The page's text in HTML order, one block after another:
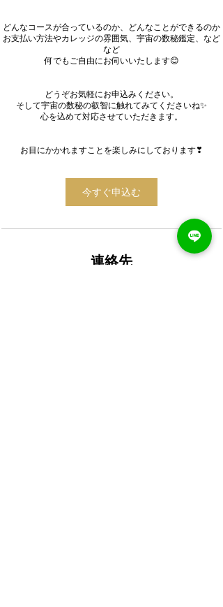
どんなコースが合っているのか、どんなことができるのか
お支払い方法やカレッジの雰囲気、宇宙の数秘鑑定、など
など
何でもご自由にお伺いいたします😊
どうぞお気軽にお申込みください。
そして宇宙の数秘の叡智に触れてみてくださいね✨
心を込めて対応させていただきます。
お目にかかれますことを楽しみにしております❣
今すぐ申込む
連絡先